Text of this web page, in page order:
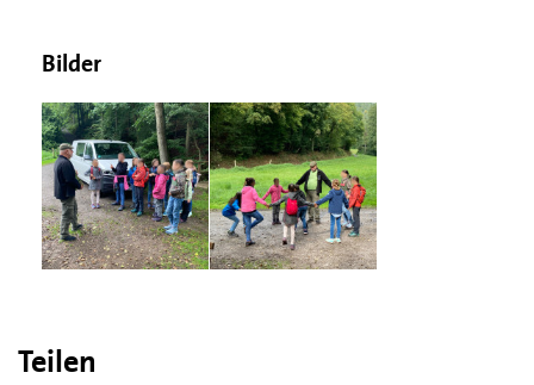
Bilder
Teilen